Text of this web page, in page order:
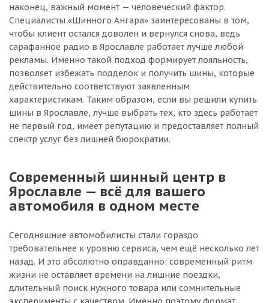
наконец, важный момент — человеческий фактор.
Специалисты «Шинного Ангара» заинтересованы в том,
чтобы клиент остался доволен и вернулся снова, ведь
сарафанное радио в Ярославле работает лучше любой
рекламы. Именно такой подход формирует лояльность,
позволяет избежать подделок и получить шины, которые
действительно соответствуют заявленным
характеристикам. Таким образом, если вы решили купить
шины в Ярославле, лучше выбрать тех, кто здесь работает
не первый год, имеет репутацию и предоставляет полный
спектр услуг без лишней бюрократии.
Современный шинный центр в
Ярославле — всё для вашего
автомобиля в одном месте
Сегодняшние автомобилисты стали гораздо
требовательнее к уровню сервиса, чем ещё несколько лет
назад. И это абсолютно оправданно: современный ритм
жизни не оставляет времени на лишние поездки,
длительный поиск нужного товара или сомнительные